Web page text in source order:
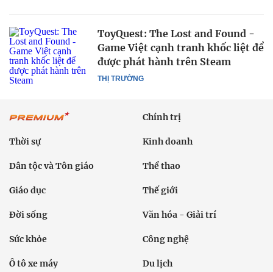
THỊ TRƯỜNG
ToyQuest: The Lost and Found -
Game Việt cạnh tranh khốc liệt để
được phát hành trên Steam
Chính trị
Thời sự Kinh doanh
Dân tộc và Tôn giáo Thể thao
Giáo dục Thế giới
Đời sống Văn hóa - Giải trí
Sức khỏe Công nghệ
Ô tô xe máy Du lịch